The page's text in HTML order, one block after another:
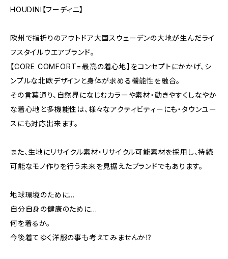
HOUDINI【フーディニ】
欧州で指折りのアウトドア大国スウェーデンの大地が生んだライ
フスタイルウエアブランド。
【CORE COMFORT=最高の着心地】をコンセプトにかかげ、シ
ンプルな北欧デザインと身体が求める機能性を融合。
その言葉通り、自然界になじむカラーや素材・動きやすくしなやか
な着心地と多機能性は、様々なアクティビティーにも・タウンユー
スにも対応出来ます。
また、生地にリサイクル素材・リサイクル可能素材を採用し、持続
可能なモノ作りを行う未来を見据えたブランドでもあります。
地球環境のために…
自分自身の健康のために…
何を着るか。
今後着てゆく洋服の事も考えてみませんか⁉︎